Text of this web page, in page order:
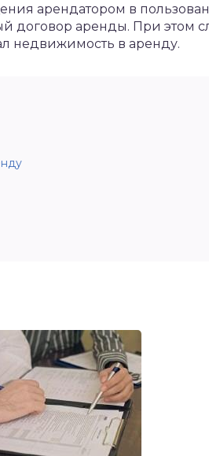
арендатором в
договор аренды. При этом
недвижимость в аренду.